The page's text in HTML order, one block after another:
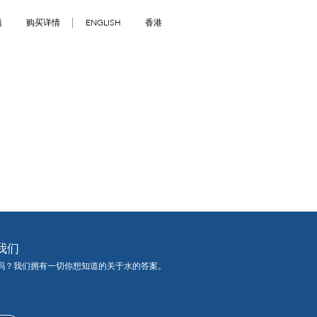
购买详情 ENGLISH 香港
们
？我们拥有一切你想知道的关于水的答案。